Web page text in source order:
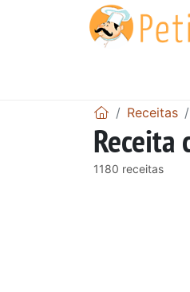
Receitas
Receita
1180 receitas